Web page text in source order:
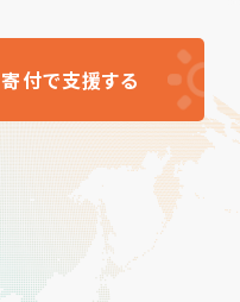
寄付で支援する